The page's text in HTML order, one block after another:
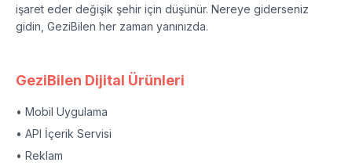
işaret eder değişik şehir için düşünür. Nereye giderseniz
gidin, GeziBilen her zaman yanınızda.
GeziBilen Dijital Ürünleri
• Mobil Uygulama
• API İçerik Servisi
• Reklam